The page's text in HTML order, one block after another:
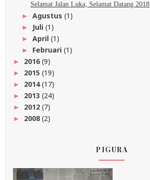
Selamat Jalan Luka, Selamat Datang 2018
► Agustus (1)
► Juli (1)
► April (1)
► Februari (1)
► 2016(9)
► 2015 (19)
► 2014(17)
► 2013 (24)
► 2012 (7)
► 2008 (2)
PIGURA